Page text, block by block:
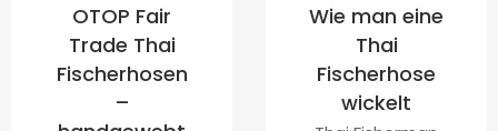
OTOP Fair
Trade Thai
Fischerhosen
–
Wie man eine
Thai
Fischerhose
wickelt